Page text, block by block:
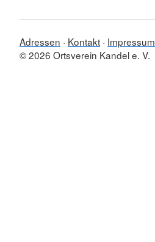
Adressen Kontakt Impressum
© 2026 Ortsverein Kandel e. V.